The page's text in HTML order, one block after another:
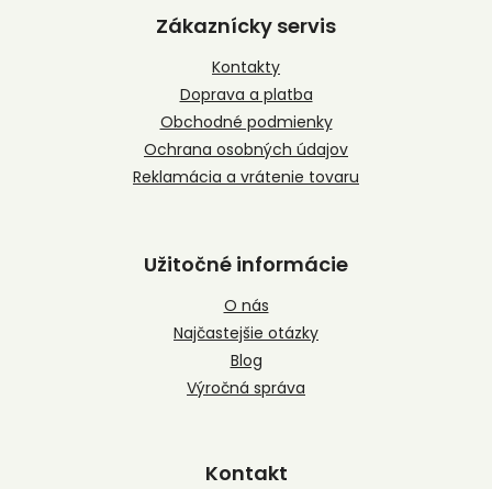
Zákaznícky servis
Kontakty
Doprava a platba
Obchodné podmienky
Ochrana osobných údajov
Reklamácia a vrátenie tovaru
Užitočné informácie
O nás
Najčastejšie otázky
Blog
Výročná správa
Kontakt